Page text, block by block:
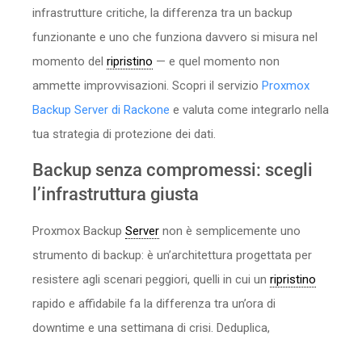
infrastrutture critiche, la differenza tra un backup
funzionante e uno che funziona davvero si misura nel
momento del ripristino — e quel momento non
ammette improvvisazioni. Scopri il servizio Proxmox
Backup Server di Rackone e valuta come integrarlo nella
tua strategia di protezione dei dati.
Backup senza compromessi: scegli
l’infrastruttura giusta
Proxmox Backup Server non è semplicemente uno
strumento di backup: è un’architettura progettata per
resistere agli scenari peggiori, quelli in cui un ripristino
rapido e affidabile fa la differenza tra un’ora di
downtime e una settimana di crisi. Deduplica,